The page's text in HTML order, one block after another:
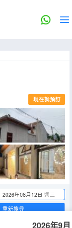
現在就預訂
2026年08月12日 週三
2026年9月
重新搜尋